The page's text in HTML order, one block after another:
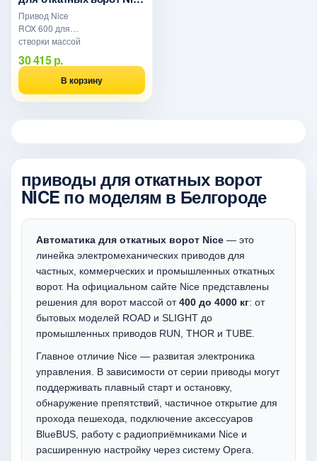
ROX 600 KCE
Привод Nice
ROX 600 для
створки массой
до 600 кг и
длиной
полотна до 5
метров.
Интенсивность
использ..
30 415 р.
В корзину
приводы для откатных ворот
NICE по моделям в Белгороде
Автоматика для откатных ворот Nice — это
линейка электромеханических приводов для
частных, коммерческих и промышленных откатных
ворот. На официальном сайте Nice представлены
решения для ворот массой от400 до 4000 кг: от
бытовых моделей ROAD и SLIGHT до
промышленных приводов RUN, THOR и TUBE.
Главное отличие Nice — развитая электроника
управления. В зависимости от серии приводы могут
поддерживать плавный старт и остановку,
обнаружение препятствий, частичное открытие для
прохода пешехода, подключение аксессуаров
BlueBUS, работу с радиоприёмниками Nice и
расширенную настройку через систему Opera.